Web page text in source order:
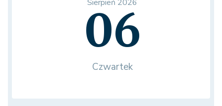
Sierpień 2026
06
Czwartek